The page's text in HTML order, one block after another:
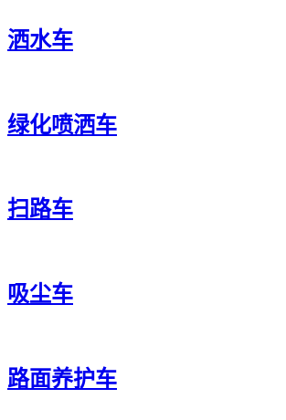
洒水车
绿化喷洒车
扫路车
吸尘车
路面养护车